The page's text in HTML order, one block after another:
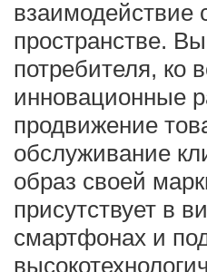
взаимодействие
пространстве.
потребителя, ко
инновационные
продвижение
обслуживание
образ своей
присутствует в
смартфонах и